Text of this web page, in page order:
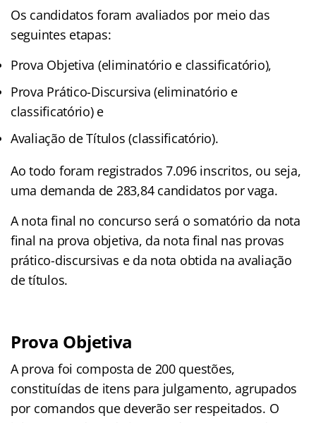
Os candidatos foram avaliados por meio das
seguintes etapas:
Prova Objetiva (eliminatório e classificatório),
Prova Prático-Discursiva (eliminatório e
classificatório) e
Avaliação de Títulos (classificatório).
Ao todo foram registrados 7.096 inscritos, ou seja,
uma demanda de 283,84 candidatos por vaga.
A nota final no concurso será o somatório da nota
final na prova objetiva, da nota final nas provas
prático-discursivas e da nota obtida na avaliação
de títulos.
Prova Objetiva
A prova foi composta de 200 questões,
constituídas de itens para julgamento, agrupados
por comandos que deverão ser respeitados. O